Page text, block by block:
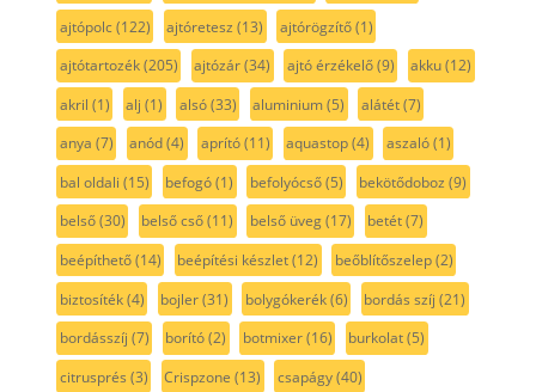
ajtópolc(122) ajtóretesz (13) ajtórögzítő(1)
ajtótartozék(205) ajtózár(34) ajtó érzékelő(9) akku(12)
akril (1) alj (1) alsó(33) aluminium(5) alátét(7)
anya (7) anód(4) aprító(11) aquastop(4) aszaló(1)
bal oldali (15) befogó(1) befolyócső(5) bekötődoboz (9)
belső(30) belső cső(11) belső üveg(17) betét(7)
beépíthető(14) beépítési készlet(12) beőblítőszelep(2)
biztosíték(4) bojler(31) bolygókerék(6) bordás szíj (21)
bordásszíj (7) borító(2) botmixer(16) burkolat(5)
citrusprés (3) Crispzone (13) csapágy(40)